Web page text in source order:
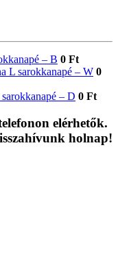
– B 0 Ft
L sarokkanapé – W 0
– D 0 Ft
elérhetők.
holnap!